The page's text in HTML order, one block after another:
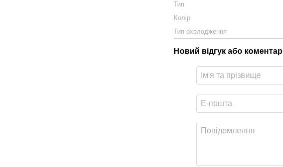
Тип
Колір
Тип охолодження
Новий відгук або коментар